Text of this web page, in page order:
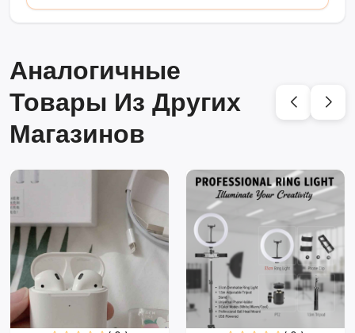
Аналогичные
Товары Из Других
Магазинов